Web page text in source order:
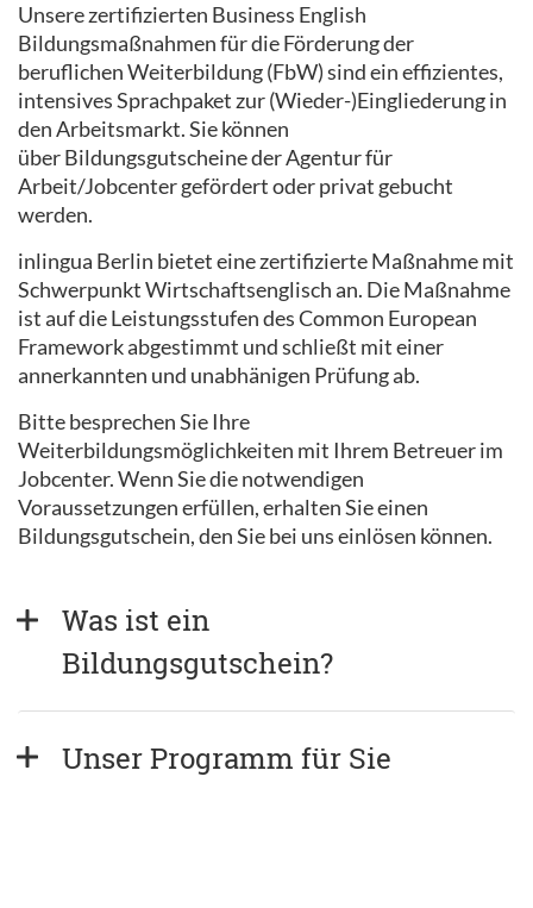
Unsere zertifizierten Business English
Bildungsmaßnahmen für die Förderung der
beruflichen Weiterbildung (FbW) sind ein effizientes,
intensives Sprachpaket zur (Wieder-)Eingliederung in
den Arbeitsmarkt. Sie können
über Bildungsgutscheine der Agentur für
Arbeit/Jobcenter gefördert oder privat gebucht
werden.
inlingua Berlin bietet eine zertifizierte Maßnahme mit
Schwerpunkt Wirtschaftsenglisch an. Die Maßnahme
ist auf die Leistungsstufen des Common European
Framework abgestimmt und schließt mit einer
annerkannten und unabhänigen Prüfung ab.
Bitte besprechen Sie Ihre
Weiterbildungsmöglichkeiten mit Ihrem Betreuer im
Jobcenter. Wenn Sie die notwendigen
Voraussetzungen erfüllen, erhalten Sie einen
Bildungsgutschein, den Sie bei uns einlösen können.
Was ist ein
Bildungsgutschein?
Unser Programm für Sie